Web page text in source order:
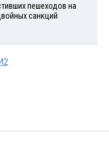
пешеходов на
санкций